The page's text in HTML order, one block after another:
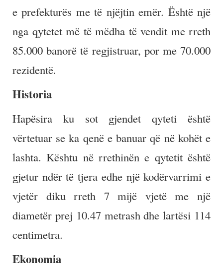
e prefekturës me të njëjtin emër. Është një
nga qytetet më të mëdha të vendit me rreth
85.000 banorë të regjistruar, por me 70.000
rezidentë.
Historia
Hapësira ku sot gjendet qyteti është
vërtetuar se ka qenë e banuar që në kohët e
lashta. Kështu në rrethinën e qytetit është
gjetur ndër të tjera edhe një kodërvarrimi e
vjetër diku rreth 7 mijë vjetë me një
diametër prej 10.47 metrash dhe lartësi 114
centimetra.
Ekonomia